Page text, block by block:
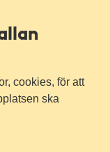
cookies, för att
ska